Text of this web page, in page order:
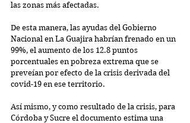
las zonas más afectadas.
De esta manera, las ayudas del Gobierno
Nacional en La Guajira habrían frenado en un
99%, el aumento de los 12.8 puntos
porcentuales en pobreza extrema que se
preveían por efecto de la crisis derivada del
covid-19 en ese territorio.
Así mismo, y como resultado de la crisis, para
Córdoba y Sucre el documento estima una